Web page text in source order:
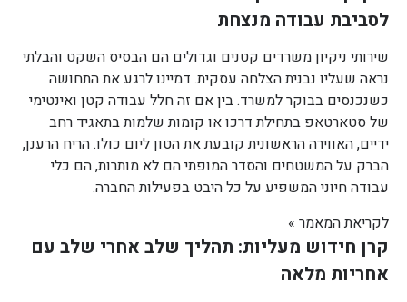
לסביבת עבודה מנצחת
שירותי ניקיון משרדים קטנים וגדולים הם הבסיס השקט והבלתי
נראה שעליו נבנית הצלחה עסקית. דמיינו לרגע את התחושה
כשנכנסים בבוקר למשרד. בין אם זה חלל עבודה קטן ואינטימי
של סטארטאפ בתחילת דרכו או קומות שלמות בתאגיד רחב
ידיים, האווירה הראשונית קובעת את הטון ליום כולו. הריח הרענן,
הברק על המשטחים והסדר המופתי הם לא מותרות, הם כלי
עבודה חיוני המשפיע על כל היבט בפעילות החברה.
לקריאת המאמר »
קרן חידוש מעליות: תהליך שלב אחרי שלב עם
אחריות מלאה